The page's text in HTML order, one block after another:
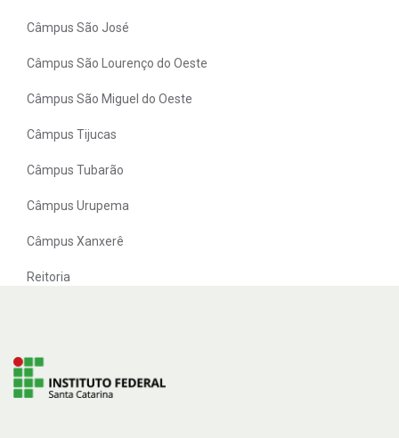
Câmpus São José
Câmpus São Lourenço do Oeste
Câmpus São Miguel do Oeste
Câmpus Tijucas
Câmpus Tubarão
Câmpus Urupema
Câmpus Xanxerê
Reitoria